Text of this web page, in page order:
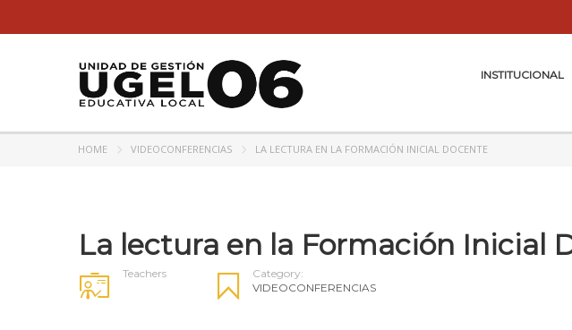
INSTITUCIONAL
HOME VIDEOCONFERENCIAS LA LECTURA EN LA FORMACIÓN INICIAL DOCENTE
La lectura en la Formación Inicial
Teachers
Category:
VIDEOCONFERENCIAS